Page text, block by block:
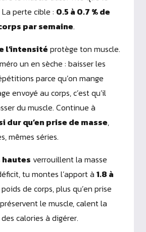
perte cible : 0.5 à 0.7 % de
par semaine.
l’intensité protège ton muscle.
un en sèche : baisser les
parce qu’on mange
envoyé au corps, c’est qu’il
du muscle. Continue à
dur qu’en prise de masse,
mêmes séries.
verrouillent la masse
tu montes l’apport à 1.8 à
de corps, plus qu’en prise
le muscle, calent la
calories à digérer.